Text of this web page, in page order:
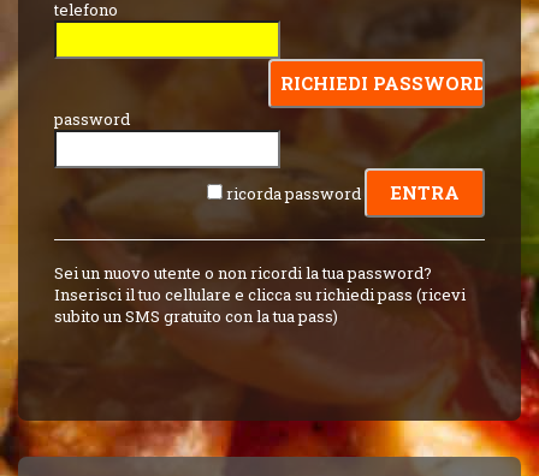
telefono
password
ricorda password
Sei un nuovo utente o non ricordi la tua password?
Inserisci il tuo cellulare e clicca su richiedi pass (ricevi
subito un SMS gratuito con la tua pass)